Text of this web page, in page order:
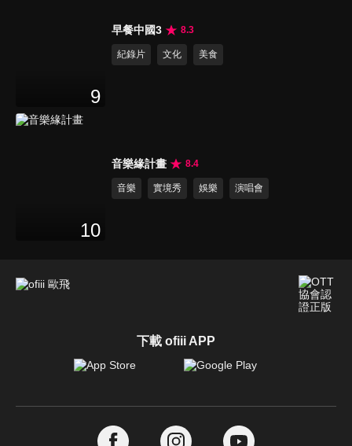
9
早餐中國3 8.3
紀錄片 文化 美食
10
音樂緣計畫 8.4
音樂 實境秀 娛樂 演唱會
下載 ofiii APP